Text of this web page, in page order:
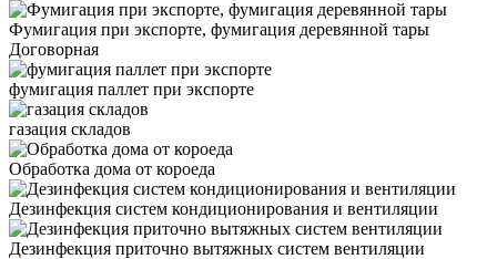
Фумигация при экспорте, фумигация деревянной тары
Договорная
фумигация паллет при экспорте
газация складов
Обработка дома от короеда
Дезинфекция систем кондиционирования и вентиляции
Дезинфекция приточно вытяжных систем вентиляции